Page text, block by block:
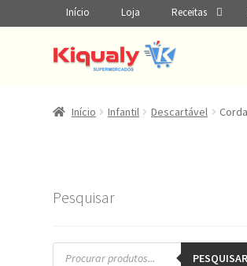
Início Loja Receitas
Início Infantil Descartável
Pesquisar
Pesquisar
produtos PESQUISAR